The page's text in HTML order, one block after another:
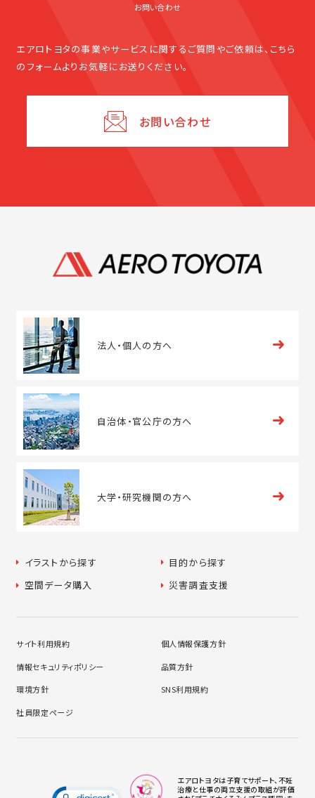
お問い合わせ
エアロトヨタの事業やサービスに関する ご質問やご依頼は、こちら
のフォームよりお気軽にお送りください。
お問い合わせ
法人・個人の方へ
自治体・官公庁の方へ
大学・研究機関の方へ
イラストから探す
目的から探す
空間データ購入
災害調査支援
サイト利用規約 個人情報保護方針
情報セキュリティポリシー 品質方針
環境方針 SNS利用規約
社員限定ページ
エアロトヨタは子育てサポート、不妊
治療と仕事の両立支援の取組が評価